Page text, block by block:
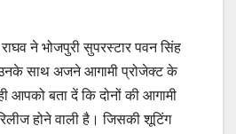
ने भोजपुरी सुपरस्टार पवन सिंह
साथ अजने आगामी प्रोजेक्ट के
आपको बता दें कि दोनों की आगामी
होने वाली है। जिसकी शूटिंग